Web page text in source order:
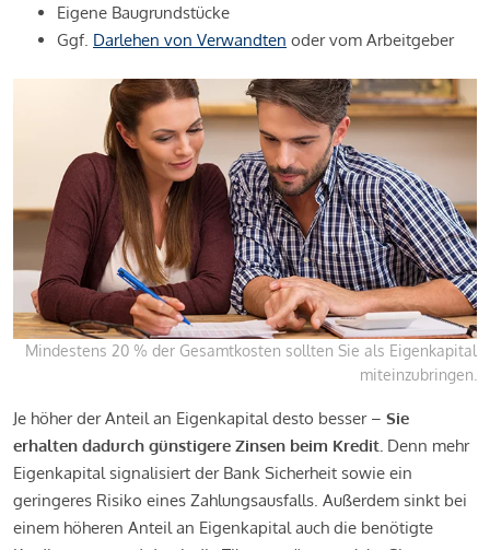
Eigene Baugrundstücke
Ggf. Darlehen von Verwandten oder vom Arbeitgeber
Mindestens 20 % der Gesamtkosten sollten Sie als Eigenkapital
miteinzubringen.
Je höher der Anteil an Eigenkapital desto besser – Sie
erhalten dadurch günstigere Zinsen beim Kredit. Denn mehr
Eigenkapital signalisiert der Bank Sicherheit sowie ein
geringeres Risiko eines Zahlungsausfalls. Außerdem sinkt bei
einem höheren Anteil an Eigenkapital auch die benötigte